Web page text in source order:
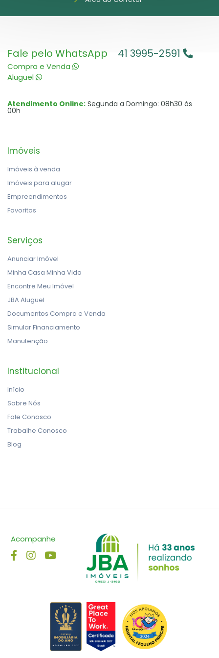
Fale pelo WhatsApp
Compra e Venda
Aluguel
41 3995-2591
Atendimento Online: Segunda a Domingo: 08h30 às
00h
Imóveis
Imóveis à venda
Imóveis para alugar
Empreendimentos
Favoritos
Serviços
Anunciar Imóvel
Minha Casa Minha Vida
Encontre Meu Imóvel
JBA Aluguel
Documentos Compra e Venda
Simular Financiamento
Manutenção
Institucional
Início
Sobre Nós
Fale Conosco
Trabalhe Conosco
Blog
Acompanhe